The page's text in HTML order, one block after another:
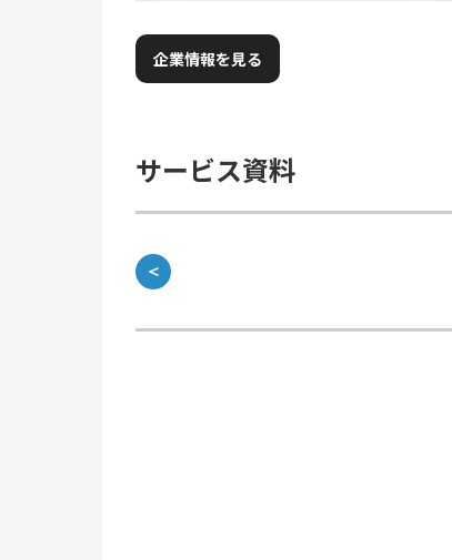
企業情報を見る
サービス資料
＜